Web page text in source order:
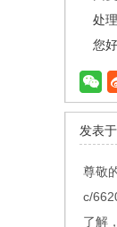
处
您
发表
尊敬
c/
了解